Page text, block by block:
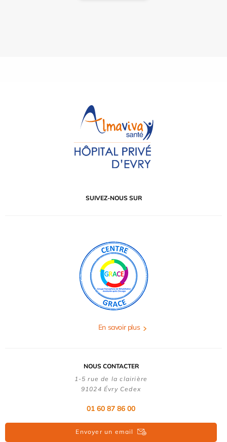
SUIVEZ-NOUS SUR
En savoir plus
NOUS CONTACTER
1-5 rue de la clairière
91024 Évry Cedex
01 60 87 86 00
Envoyer un email